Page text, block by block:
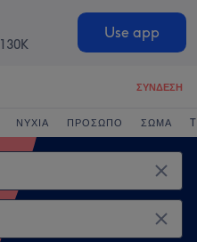
130K
Use app
ΣΎΝΔΕΣΗ
ΝΎΧΙΑ ΠΡΌΣΩΠΟ ΣΏΜΑ